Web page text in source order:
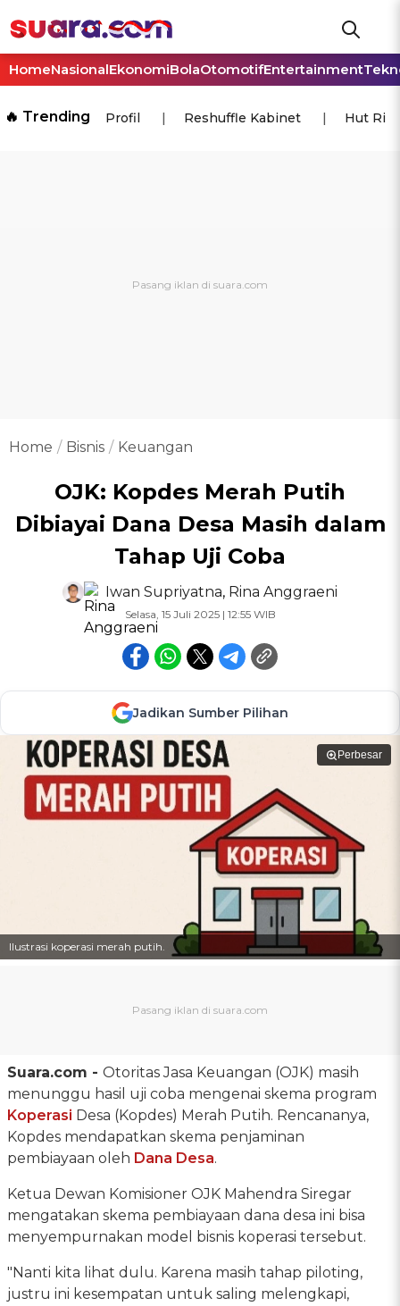
HomeNasionalEkonomiBolaOtomotifEntertainment
🔥 Trending Profil Reshuffle Kabinet Hut Ri
Home Bisnis Keuangan
OJK: Kopdes Merah Putih
Dibiayai Dana Desa Masih dalam
Tahap Uji Coba
Iwan Supriyatna, Rina Anggraeni
Selasa, 15 Juli 2025 | 12:55 WIB
Jadikan Sumber Pilihan
Perbesar
Ilustrasi koperasi merah putih.
Suara.com - Otoritas Jasa Keuangan (OJK) masih
menunggu hasil uji coba mengenai skema program
Koperasi Desa (Kopdes) Merah Putih. Rencananya,
Kopdes mendapatkan skema penjaminan
pembiayaan oleh Dana Desa.
Ketua Dewan Komisioner OJK Mahendra Siregar
mengatakan skema pembiayaan dana desa ini bisa
menyempurnakan model bisnis koperasi tersebut.
"Nanti kita lihat dulu. Karena masih tahap piloting,
justru ini kesempatan untuk saling melengkapi,